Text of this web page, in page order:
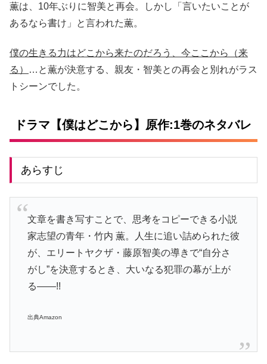
薫は、10年ぶりに智美と再会。しかし「言いたいことが
あるなら書け」と言われた薫。
僕の生きる力はどこから来たのだろう、今ここから（来
る）
…と薫が決意する、親友・智美との再会と別れがラス
トシーンでした。
ドラマ【僕はどこから】原作:1巻のネタバレ
あらすじ
文章を書き写すことで、思考をコピーできる小説
家志望の青年・竹内 薫。人生に追い詰められた彼
が、エリートヤクザ・藤原智美の導きで“自分さ
がし”を決意するとき、大いなる犯罪の幕が上が
る――!!
出典Amazon